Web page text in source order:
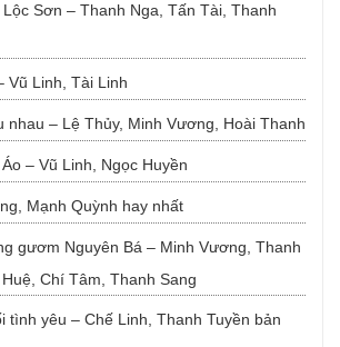
Sơn – Thanh Nga, Tấn Tài, Thanh
Vũ Linh, Tài Linh
nhau – Lệ Thủy, Minh Vương, Hoài Thanh
– Vũ Linh, Ngọc Huyền
Mạnh Quỳnh hay nhất
gươm Nguyên Bá – Minh Vương, Thanh
Chí Tâm, Thanh Sang
tình yêu – Chế Linh, Thanh Tuyền bản